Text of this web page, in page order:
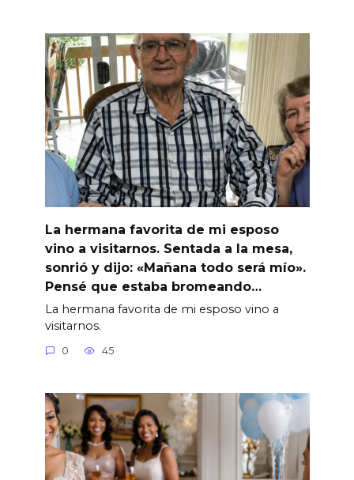
La hermana favorita de mi esposo
vino a visitarnos. Sentada a la mesa,
sonrió y dijo: «Mañana todo será mío».
Pensé que estaba bromeando…
La hermana favorita de mi esposo vino a
visitarnos.
0 45